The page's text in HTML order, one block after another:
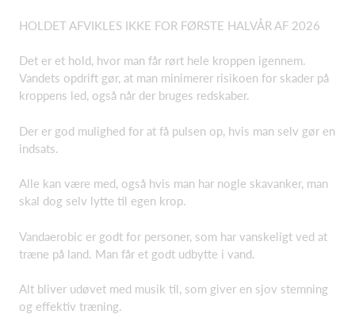
HOLDET AFVIKLES IKKE FOR FØRSTE HALVÅR AF 2026
Det er et hold, hvor man får rørt hele kroppen igennem.
Vandets opdrift gør, at man minimerer risikoen for skader på
kroppens led, også når der bruges redskaber.
Der er god mulighed for at få pulsen op, hvis man selv gør en
indsats.
Alle kan være med, også hvis man har nogle skavanker, man
skal dog selv lytte til egen krop.
Vandaerobic er godt for personer, som har vanskeligt ved at
træne på land. Man får et godt udbytte i vand.
Alt bliver udøvet med musik til, som giver en sjov stemning
og effektiv træning.